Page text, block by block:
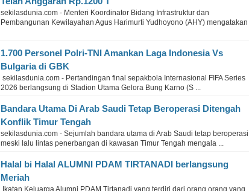
sekilasdunia.com - Menteri Koordinator Bidang Infrastruktur dan
Pembangunan Kewilayahan Agus Harimurti Yudhoyono (AHY) mengatakan
1.700 Personel Polri-TNI Amankan Laga Indonesia Vs
Bulgaria di GBK
sekilasdunia.com - Pertandingan final sepakbola Internasional FIFA Series
2026 berlangsung di Stadion Utama Gelora Bung Karno (S ...
Bandara Utama Di Arab Saudi Tetap Beroperasi Ditengah
Konflik Timur Tengah
sekilasdunia.com - Sejumlah bandara utama di Arab Saudi tetap beroperasi
meski lalu lintas penerbangan di kawasan Timur Tengah mengala ...
Halal bi Halal ALUMNI PDAM TIRTANADI berlangsung
Meriah
Ikatan Keluarga Alumni PDAM Tirtanadi yang terdiri dari orang orang yang